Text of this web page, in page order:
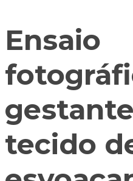
Ensaio
tecido